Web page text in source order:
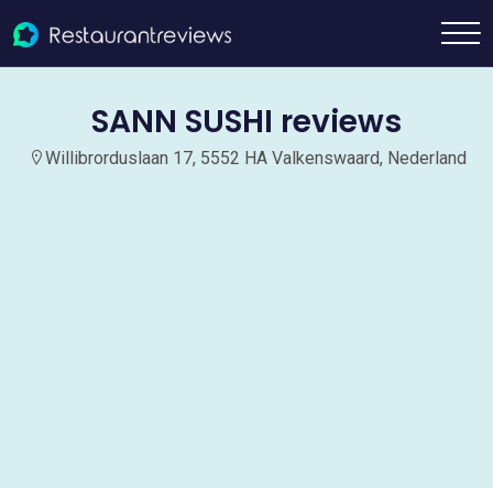
SANN SUSHI reviews
Willibrorduslaan 17, 5552 HA Valkenswaard, Nederland